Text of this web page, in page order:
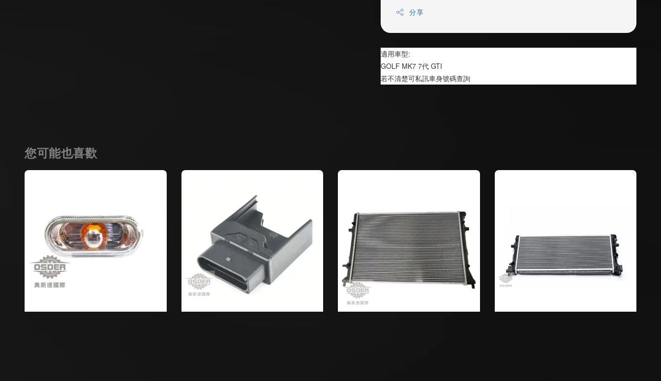
分享
適用車型:
GOLF MK7 7代 GTI
若不清楚可私訊車身號碼查詢
您可能也喜歡